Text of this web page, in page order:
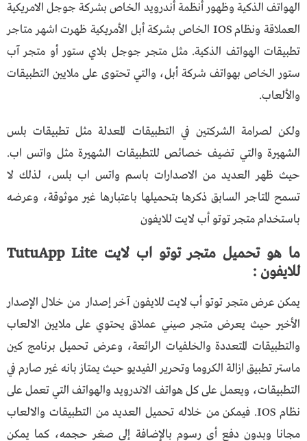
الهواتف الذكية وظهور أنظمة أندرويد الخاص بشركة جوجل الامريكية
العملاقة ونظام IOS الخاص بشركة أبل الأمريكية ظهرت اشهر متاجر
تطبيقات الهواتف الذكية. مثل متجر جوجل بلاي ستور أو متجر آب
ستور الخاص بهواتف شركة أبل، والتي تحتوى على ملايين التطبيقات
والألعاب.
ولكن لصرامة الشركتين في التطبيقات المعدلة مثل تطبيقات بلس
الشهيرة والتي تضيف خصائص للتطبيقات الشهيرة مثل واتس اب.
حيث ظهر العديد من الاصدارات باسم واتس اب بلس، لذلك لا
تسمح المتاجر السابق ذكرها بتحميلها باعتبارها غير موثوقة، وعرضه
باستخدام متجر توتو أب لايت للايفون
ما هو تحميل متجر توتو اب لايت TutuApp Lite
للايفون :
يمكن عرض متجر توتو أب لايت للايفون آخر إصدار من خلال الإصدار
الأخير حيث يعرض متجر صيني عملاق يحتوي على ملايين الالعاب
والتطبيقات المتعددة والخلفيات الرائعة، وعرض تحميل برنامج كين
ماستر تطبيق ازالة الكروما وتحرير الفيديو حيث يمتاز بانه غير صارم في
التطبيقات، ويعمل على كل هواتف الاندرويد والهواتف التي تعمل على
نظام IOS. فيمكن من خلاله تحميل العديد من التطبيقات والالعاب
مجانا وبدون دفع أي رسوم بالإضافة إلى صغر حجمه، كما يمكن